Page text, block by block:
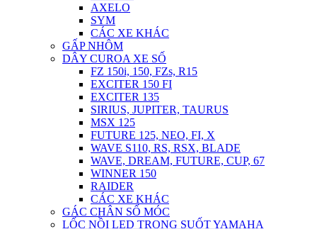
AXELO
SYM
CÁC XE KHÁC
GẤP NHÔM
DÂY CUROA XE SỐ
FZ 150i, 150, FZs, R15
EXCITER 150 FI
EXCITER 135
SIRIUS, JUPITER, TAURUS
MSX 125
FUTURE 125, NEO, FI, X
WAVE S110, RS, RSX, BLADE
WAVE, DREAM, FUTURE, CUP, 67
WINNER 150
RAIDER
CÁC XE KHÁC
GÁC CHÂN SỐ MÓC
LỐC NỒI LED TRONG SUỐT YAMAHA